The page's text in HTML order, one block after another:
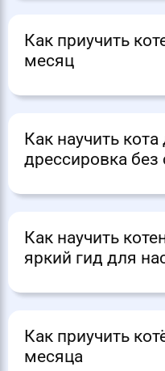
Как приучить
месяц
Как научить
дрессировка без
Как научить
яркий гид для
Как приучить
месяца